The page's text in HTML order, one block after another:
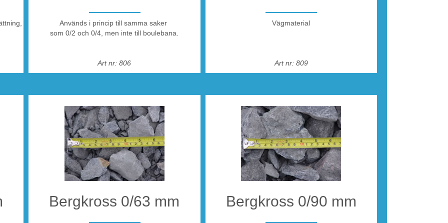
på
Används i princip till samma saker
som 0/2 och 0/4, men inte till boulebana.
Art nr: 806
Vägmaterial
Art nr: 809
Bergkross 0/63 mm Bergkross 0/90 mm